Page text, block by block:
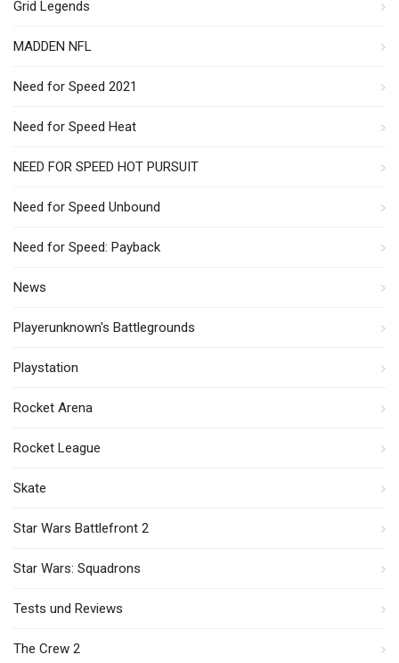
Grid Legends
MADDEN NFL
Need for Speed 2021
Need for Speed Heat
NEED FOR SPEED HOT PURSUIT
Need for Speed Unbound
Need for Speed: Payback
News
Playerunknown's Battlegrounds
Playstation
Rocket Arena
Rocket League
Skate
Star Wars Battlefront 2
Star Wars: Squadrons
Tests und Reviews
The Crew 2